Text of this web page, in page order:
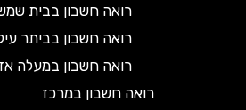
רואה חשבון בבית שמש
רואה חשבון בביתר עילית
רואה חשבון במעלה אדומים
רואה חשבון במרכז